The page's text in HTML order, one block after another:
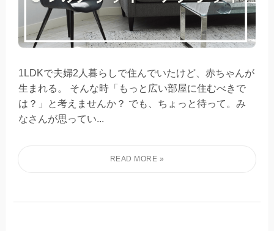
1LDKで夫婦2人暮らしで住んでいたけど、赤ちゃんが
生まれる。 そんな時「もっと広い部屋に住むべきで
は？」と考えませんか？ でも、ちょっと待って。み
なさんが思ってい...